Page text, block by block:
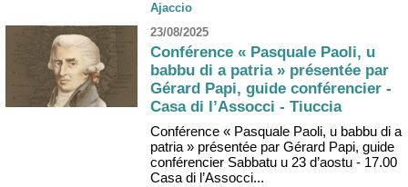
Ajaccio
23/08/2025
Conférence « Pasquale Paoli, u
babbu di a patria » présentée par
Gérard Papi, guide conférencier -
Casa di l’Assocci - Tiuccia
Conférence « Pasquale Paoli, u babbu di a
patria » présentée par Gérard Papi, guide
conférencier Sabbatu u 23 d’aostu - 17.00
Casa di l’Assocci...